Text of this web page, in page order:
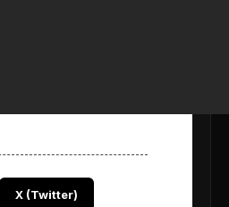
X (Twitter)